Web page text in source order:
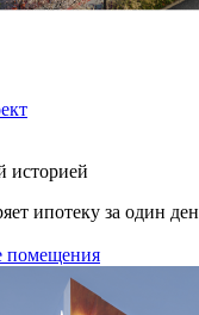
историей
ипотеку за один
помещения